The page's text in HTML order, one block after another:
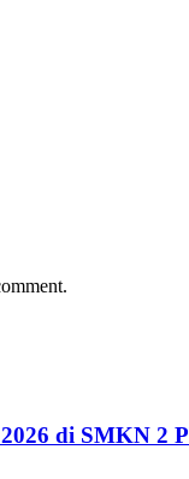
di SMKN 2